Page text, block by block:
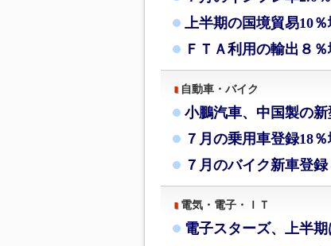
上半期の国境貿易10
ＦＴＡ利用の輸出８
自動車・バイク
小鵬汽車、中国製の
７月の乗用車登録18
７月のバイク新車登
電気・電子・ＩＴ
電子スターズ、上半